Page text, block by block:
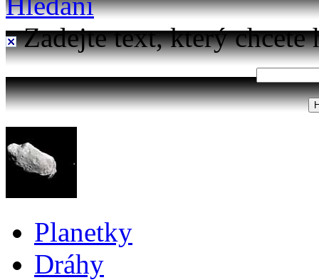
Zadejte text, který chcete
Planetky
Dráhy